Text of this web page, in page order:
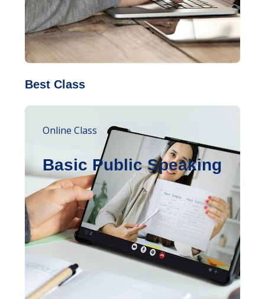
Best Class
Online Class
Basic Public Speaking